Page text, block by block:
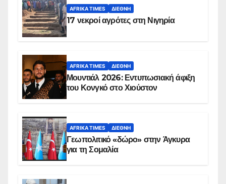
AFRIKA TIMES ΔΙΕΘΝΉ
17 νεκροί αγρότες στη Νιγηρία
AFRIKA TIMES ΔΙΕΘΝΉ
Μουντιάλ 2026: Εντυπωσιακή άφιξη
του Κονγκό στο Χιούστον
AFRIKA TIMES ΔΙΕΘΝΉ
Γεωπολιτικό «δώρο» στην Άγκυρα
για τη Σομαλία